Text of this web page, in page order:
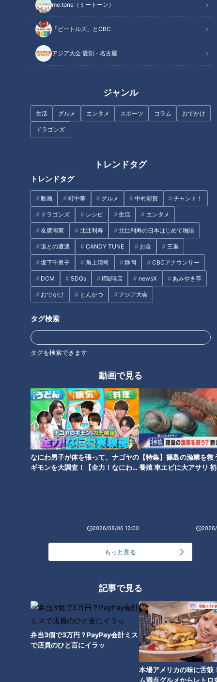
me:tone（ミートーン）
「ビートルズ」とCBC
アジア大会 愛知・名古屋
ジャンル
生活 グルメ エンタメ スポーツ コラム おでかけ
ドラゴンズ
トレンドタグ
トレンドタグ
動画 町中華 グルメ 中村彩賀 チャント！
ドラゴンズ レシピ 生活 エンタメ
友廣南実 北辻利寿 北辻利寿の日本はじめて物語
道との遭遇 CANDY TUNE お金 三重
坂下千里子 角上清司 静岡 CBCアナウンサー
DCM SDGs if珈琲店 newsX あみやき亭
おでかけ とんかつ アジア大会
タグ検索
タグを検索できます
動画で見る
なにわ男子が体を張って、ナゴヤの
ギモンを大調査！【全力！なにわ実
2026/08/06 12:00
【特集】篠島の漁業を救
養殖 車エビに大アサリ
もっと見る
記事で見る
弁当3個で3万円？PayPay会計ミス
で店員のひと言にイラッ
本場アメリカの味に舌鼓
ム満点グルメからレトロ
金曜日の人気コーナー、アフロヘアーがトレードマークの副島
淳くんがリポートする『なりゆきアフロ』は、東海地方の125
市町村を巡り、そこで出会った人に「町のおいしいもの」を聞
オススメは欠かさず買う“草もち”
まず、みちびきの神様“猿田彦大神”を祀る『椿大神社（つばき
おおかみやしろ）』で参拝をした副島くん。
て帰る」と教えてくれました。すごく有名で神社内でも買える
そうですが、すぐ近くにお店があり、そこへ向かうことにしま
す。お店に行くと『椿草もち』という大きな看板が。早速、取